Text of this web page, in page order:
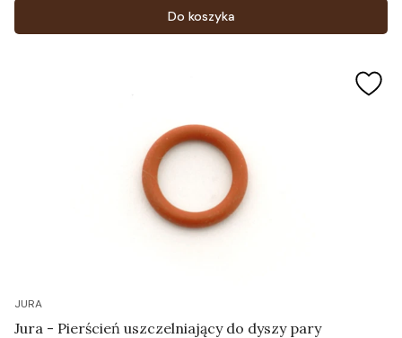
Do koszyka
JURA
Jura - Pierścień uszczelniający do dyszy pary